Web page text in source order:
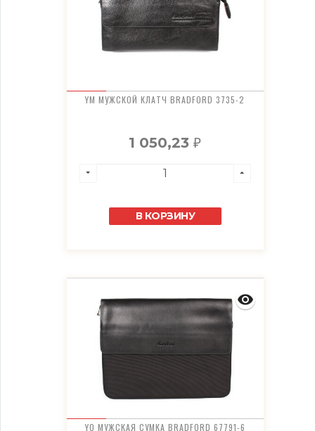
YM МУЖСКОЙ КЛАТЧ BRADFORD 3735-2
1 050,23₽
В КОРЗИНУ
YO МУЖСКАЯ СУМКА BRADFORD 67791-6